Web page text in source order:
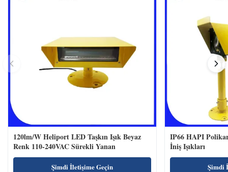
120lm/W Heliport LED Taşkın Işık Beyaz
Renk 110-240VAC Sürekli Yanan
Şimdi İletişime Geçin
IP66 HAPI
İniş Işıkları
Şimdi